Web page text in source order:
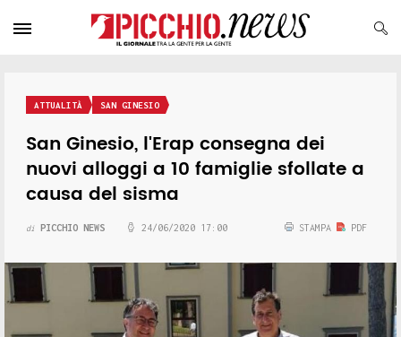
ATTUALITÀ SAN GINESIO
San Ginesio, l'Erap consegna dei
nuovi alloggi a 10 famiglie sfollate a
causa del sisma
di PICCHIO NEWS 24/06/2020 17:00 STAMPA PDF